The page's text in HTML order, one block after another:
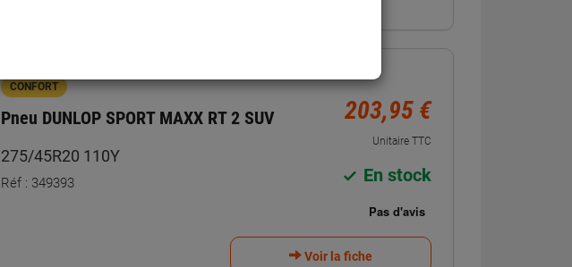
CONFORT
Pneu DUNLOP SPORT MAXX RT 2 SUV
275/45R20 110Y
Réf : 349393
203,95 €
Unitaire TTC
En stock
Voir la fiche